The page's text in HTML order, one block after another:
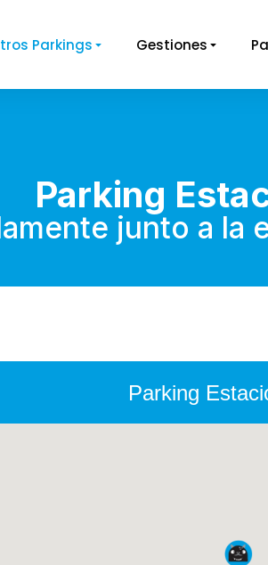
Parkings Gestiones
Parking
junto a la
Parking